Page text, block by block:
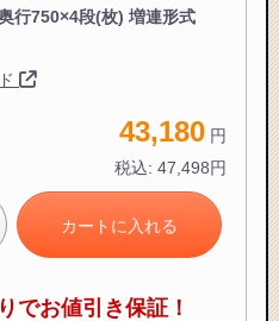
行750×4段(枚) 増連形式
43,180 円
税込:47,498円
カートに入れる
でお値引き保証！